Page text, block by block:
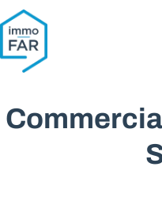
Aller au contenu principal